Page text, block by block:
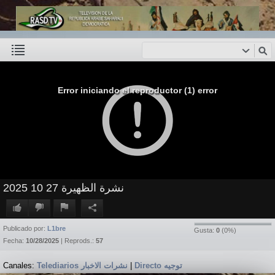
Error iniciando el reproductor (1) error
نشرة الظهيرة 27 10 2025
Gusta: 0 (0%)
Publicado por: L1bre
Fecha: 10/28/2025 | Reprods.: 57
Canales: Telediarios نشرات الاخبار Directo توجيه